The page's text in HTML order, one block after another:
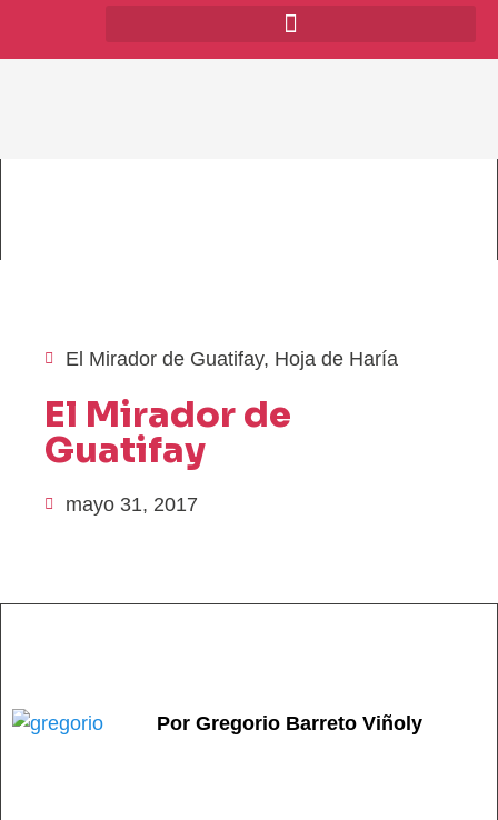
El Mirador de Guatifay, Hoja de Haría
El Mirador de
Guatifay
mayo 31, 2017
Por Gregorio Barreto Viñoly